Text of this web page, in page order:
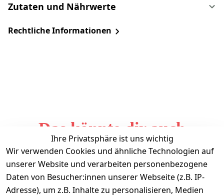
Zutaten und Nährwerte
Rechtliche Informationen
Das könnte dir auch
gefallen
Ihre Privatsphäre ist uns wichtig
Wir verwenden Cookies und ähnliche Technologien auf
unserer Website und verarbeiten personenbezogene
Daten von Besucher:innen unserer Webseite (z.B. IP-
Adresse), um z.B. Inhalte zu personalisieren, Medien